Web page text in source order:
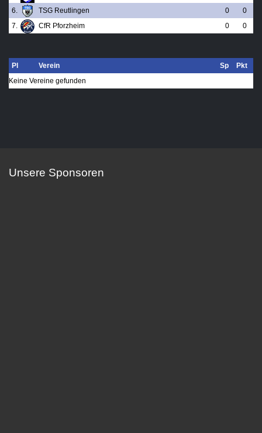
6.
TSG Reutlingen 0
0
7.
CfR Pforzheim 0 0
Pl Verein Sp
Pkt
Keine Vereine gefunden
Unsere Sponsoren